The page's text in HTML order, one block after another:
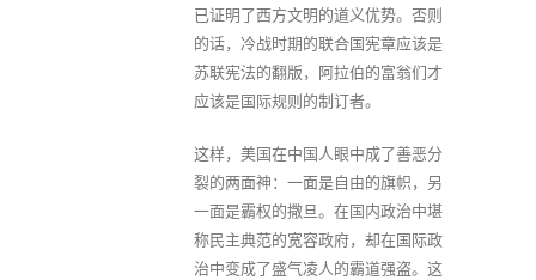
已证明了西方文明的道义优势。否则
的话，冷战时期的联合国宪章应该是
苏联宪法的翻版，阿拉伯的富翁们才
应该是国际规则的制订者。
这样，美国在中国人眼中成了善恶分
裂的两面神：一面是自由的旗帜，另
一面是霸权的撒旦。在国内政治中堪
称民主典范的宽容政府，却在国际政
治中变成了盛气凌人的霸道强盗。这